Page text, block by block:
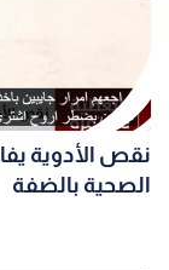
نقص الأدوية
الصحية بالضفة